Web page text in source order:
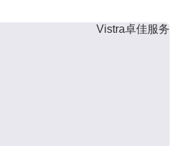
Vistra卓佳服务